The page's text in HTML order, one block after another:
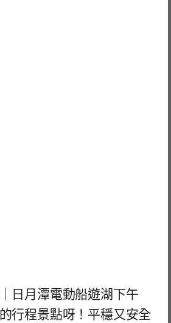
日月潭電動船遊湖下午
行程景點呀！平穩又安全